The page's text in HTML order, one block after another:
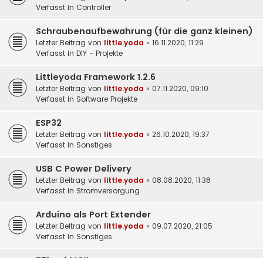
Verfasst in Controller
Schraubenaufbewahrung (für die ganz kleinen)
Letzter Beitrag von little.yoda « 16.11.2020, 11:29
Verfasst in DIY - Projekte
Littleyoda Framework 1.2.6
Letzter Beitrag von little.yoda « 07.11.2020, 09:10
Verfasst in Software Projekte
ESP32
Letzter Beitrag von little.yoda « 26.10.2020, 19:37
Verfasst in Sonstiges
USB C Power Delivery
Letzter Beitrag von little.yoda « 08.08.2020, 11:38
Verfasst in Stromversorgung
Arduino als Port Extender
Letzter Beitrag von little.yoda « 09.07.2020, 21:05
Verfasst in Sonstiges